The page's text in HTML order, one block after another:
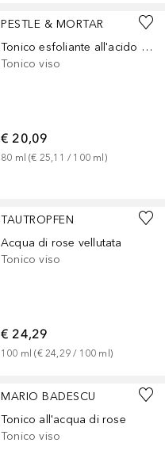
PESTLE & MORTAR
Tonico esfoliante all'acido glicolico
Tonico viso
€ 20,09
80 ml (€ 25,11 / 100 ml )
TAUTROPFEN
Acqua di rose vellutata
Tonico viso
€ 24,29
100 ml (€ 24,29 / 100 ml )
MARIO BADESCU
Tonico all'acqua di rose
Tonico viso